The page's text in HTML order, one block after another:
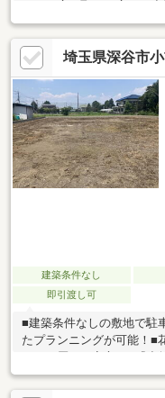
ースも広々取れる広さ。
す。
埼玉県深谷市
建築条件なし
即引渡し可
■建築条件なしの敷地で駐
たプランニングが可能！■
もし易いです！■アウトレ